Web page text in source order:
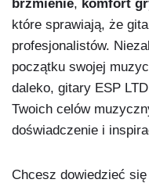
brzmienie, komfort
które sprawiają, że
profesjonalistów.
początku swojej
daleko, gitary ESP
Twoich celów
doświadczenie i
Chcesz dowiedzieć